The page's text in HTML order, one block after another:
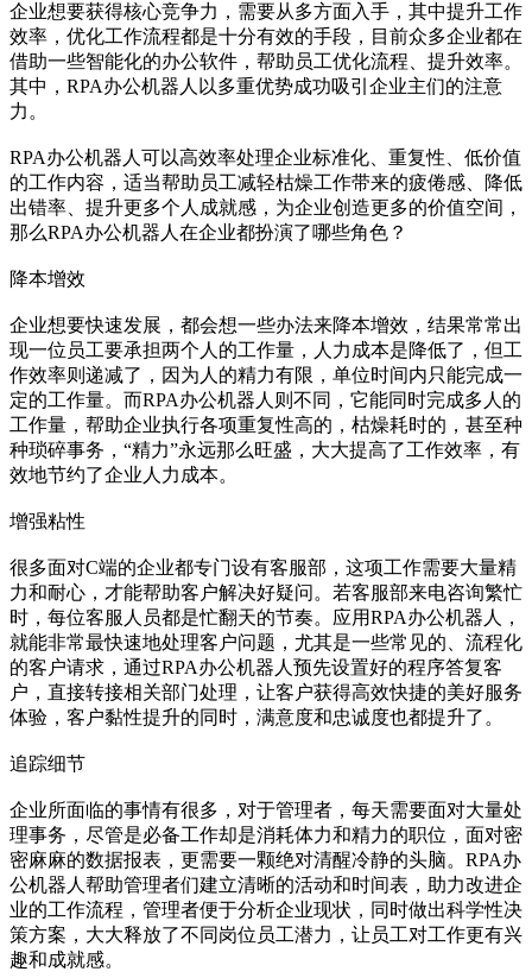
企业想要获得核心竞争力，需要从多方面入手，其中提升工作
效率，优化工作流程都是十分有效的手段，目前众多企业都在
借助一些智能化的办公软件，帮助员工优化流程、提升效率。
其中，RPA办公机器人以多重优势成功吸引企业主们的注意
力。
RPA办公机器人可以高效率处理企业标准化、重复性、低价值
的工作内容，适当帮助员工减轻枯燥工作带来的疲倦感、降低
出错率、提升更多个人成就感，为企业创造更多的价值空间，
那么RPA办公机器人在企业都扮演了哪些角色？
降本增效
企业想要快速发展，都会想一些办法来降本增效，结果常常出
现一位员工要承担两个人的工作量，人力成本是降低了，但工
作效率则递减了，因为人的精力有限，单位时间内只能完成一
定的工作量。而RPA办公机器人则不同，它能同时完成多人的
工作量，帮助企业执行各项重复性高的，枯燥耗时的，甚至种
种琐碎事务，“精力”永远那么旺盛，大大提高了工作效率，有
效地节约了企业人力成本。
增强粘性
很多面对C端的企业都专门设有客服部，这项工作需要大量精
力和耐心，才能帮助客户解决好疑问。若客服部来电咨询繁忙
时，每位客服人员都是忙翻天的节奏。应用RPA办公机器人，
就能非常最快速地处理客户问题，尤其是一些常见的、流程化
的客户请求，通过RPA办公机器人预先设置好的程序答复客
户，直接转接相关部门处理，让客户获得高效快捷的美好服务
体验，客户黏性提升的同时，满意度和忠诚度也都提升了。
追踪细节
企业所面临的事情有很多，对于管理者，每天需要面对大量处
理事务，尽管是必备工作却是消耗体力和精力的职位，面对密
密麻麻的数据报表，更需要一颗绝对清醒冷静的头脑。RPA办
公机器人帮助管理者们建立清晰的活动和时间表，助力改进企
业的工作流程，管理者便于分析企业现状，同时做出科学性决
策方案，大大释放了不同岗位员工潜力，让员工对工作更有兴
趣和成就感。